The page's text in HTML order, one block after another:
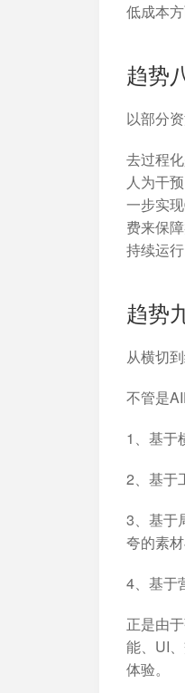
低成本
趋势
以部分
去过程
人为干
一步实
费来保
持续运行
趋势
从横切
不管是
1、基于
2、基于
3、基于
夸的素材
4、基于
正是由
能、UI
体验。